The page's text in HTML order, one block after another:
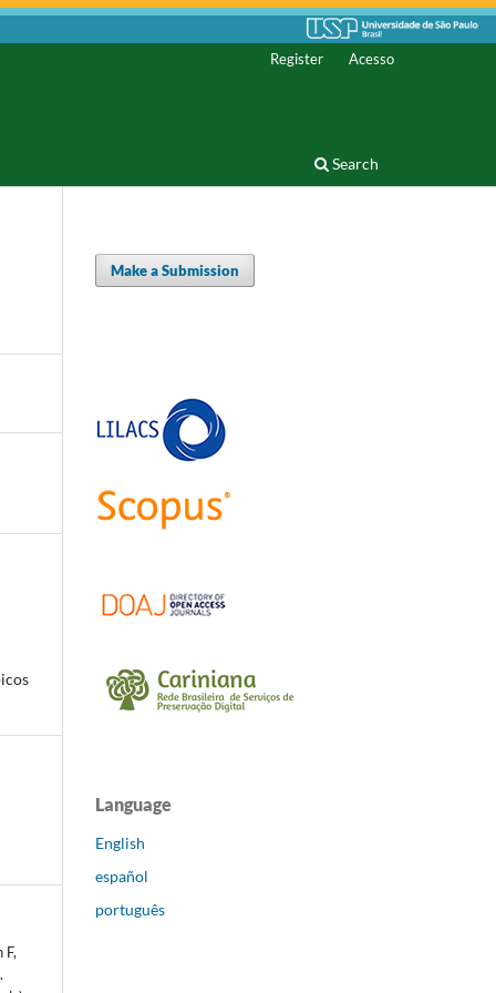
Search
Register Acesso
F,
Make a Submission
Language
English
español
português